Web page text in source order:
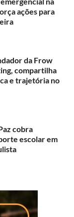
ações para
da Frow
compartilha
e trajetória no
cobra
escolar em